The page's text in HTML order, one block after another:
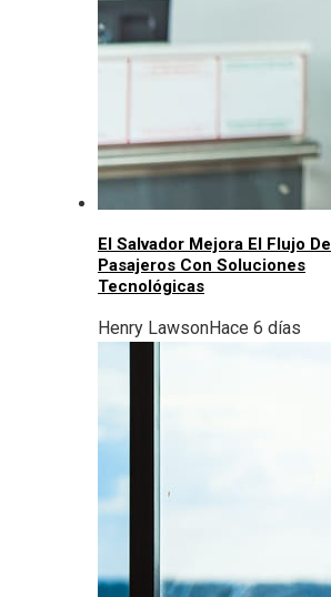
El Salvador Mejora El Flujo De
Pasajeros Con Soluciones
Tecnológicas
Henry LawsonHace 6 días